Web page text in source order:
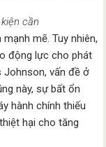
cần
mẽ. Tuy nhiên,
động lực cho phát
Johnson, vấn đề ở
này, sự bất ổn
hành chính thiếu
hại cho tăng